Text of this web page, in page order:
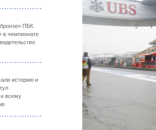
ПБК
в чемпионате
историю и
всему